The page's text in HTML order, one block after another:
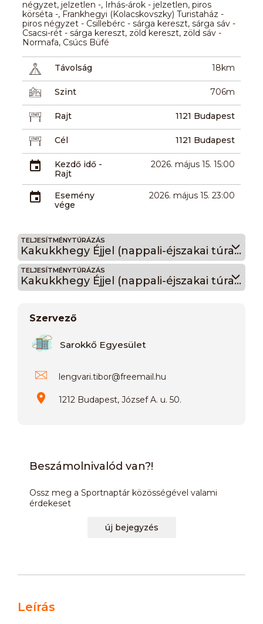
négyzet, jelzetlen -, Irhás-árok - jelzetlen, piros
körséta -, Frankhegyi (Kolacskovszky) Turistaház -
piros négyzet - Csillebérc - sárga kereszt, sárga sáv -
Csacsi-rét - sárga kereszt, zöld kereszt, zöld sáv -
Normafa, Csúcs Büfé
Távolság 18km
Szint 706m
Rajt 1121 Budapest
Cél 1121 Budapest
Kezdő idő -
Rajt
2026. május 15. 15:00
Esemény
vége
2026. május 15. 23:00
TELJESÍTMÉNYTÚRÁZÁS
Kakukkhegy Éjjel (nappali-éjszakai túra!) 9
TELJESÍTMÉNYTÚRÁZÁS
Kakukkhegy Éjjel (nappali-éjszakai túra!) 5
Szervező
Sarokkő Egyesület
lengvari.tibor@freemail.hu
1212 Budapest, József A. u. 50.
Beszámolnivalód van?!
Ossz meg a Sportnaptár közösségével valami
érdekeset
új bejegyzés
Leírás